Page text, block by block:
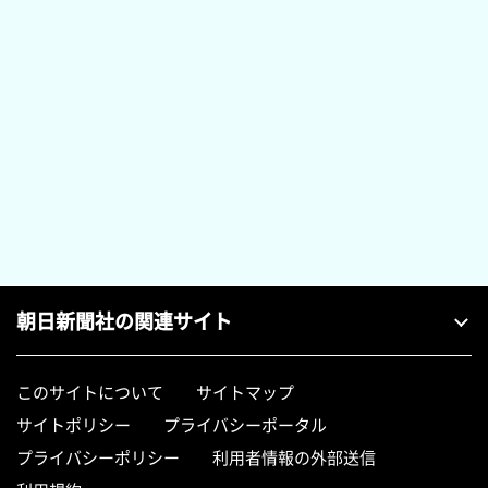
朝日新聞社の関連サイト
このサイトについて
サイトマップ
サイトポリシー
プライバシーポータル
プライバシーポリシー
利用者情報の外部送信